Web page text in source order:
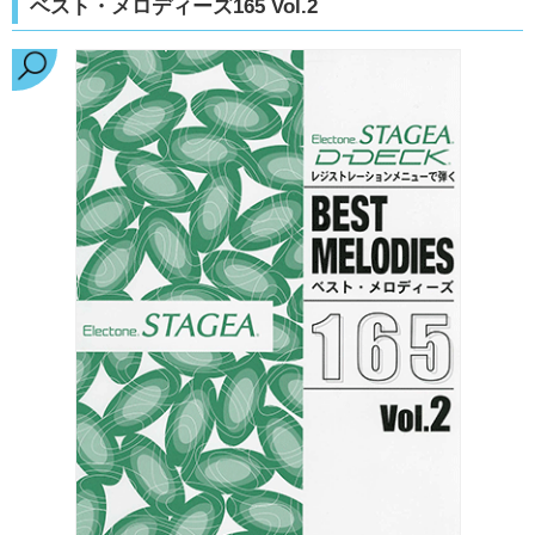
ベスト・メロディーズ165 Vol.2